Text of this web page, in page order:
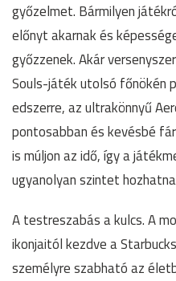
győzelmet. Bármilyen
előnyt akarnak és
győzzenek. Akár
Souls-játék utolsó főnökén
edszerre, az ultrakönnyű
pontosabban és kevésbé
is múljon az idő, így a
ugyanolyan szintet
A testreszabás a kulcs. A
ikonjaitól kezdve a
személyre szabható az